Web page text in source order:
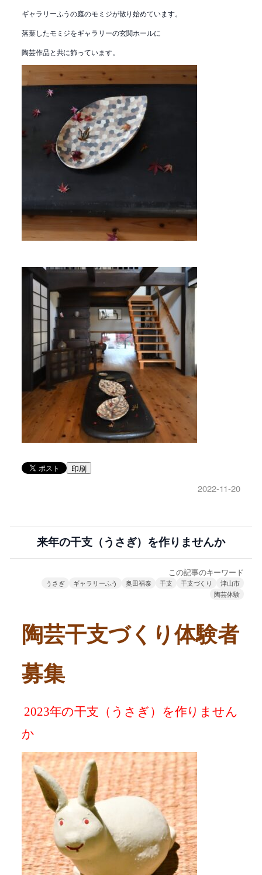
ギャラリーふうの庭のモミジが散り始めています。
落葉したモミジをギャラリーの玄関ホールに
陶芸作品と共に飾っています。
印刷
2022-11-20
来年の干支（うさぎ）を作りませんか
この記事のキーワード
うさぎ ギャラリーふう 奥田福泰 干支 干支づくり
津山市
陶芸体験
陶芸干支づくり体験者
募集
2023年の干支（うさぎ）を作りません
か